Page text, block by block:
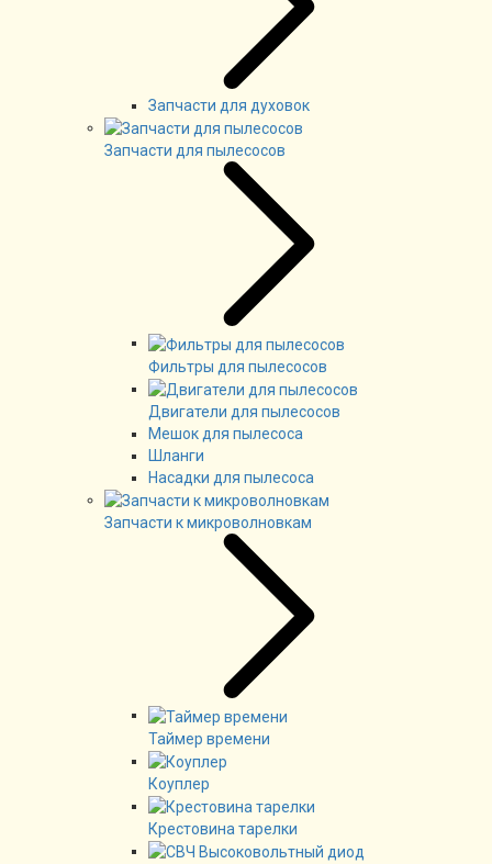
Запчасти для духовок
Запчасти для пылесосов
Фильтры для пылесосов
Двигатели для пылесосов
Мешок для пылесоса
Шланги
Насадки для пылесоса
Запчасти к микроволновкам
Таймер времени
Коуплер
Крестовина тарелки